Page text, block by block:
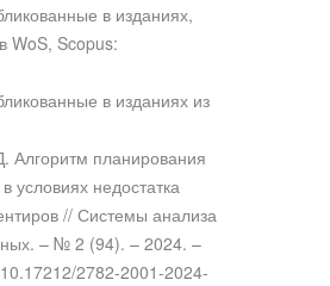
в изданиях,
WoS, Scopus:
в изданиях из
Алгоритм планирования
условиях недостатка
// Системы анализа
– № 2 (94). – 2024. –
2782-2001-2024-